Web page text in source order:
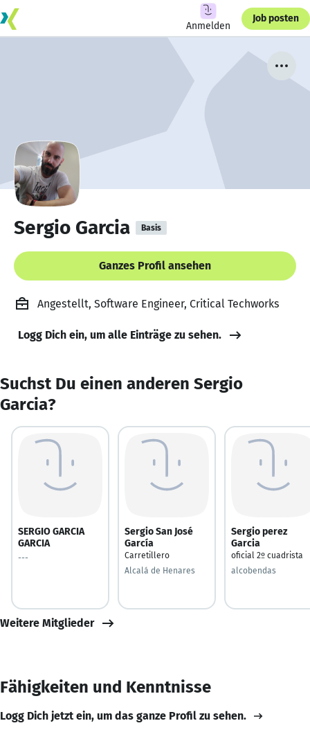
Anmelden
Job posten
Sergio Garcia Basis
Ganzes Profil ansehen
Angestellt, Software Engineer, Critical Techworks
Logg Dich ein, um alle Einträge zu sehen.
Suchst Du einen anderen Sergio
Garcia?
SERGIO GARCIA
GARCIA
---
Sergio San José
García
Carretillero
Alcalá de Henares
Sergio perez
Garcia
oficial 2º cuadrista
alcobendas
Weitere Mitglieder
Fähigkeiten und Kenntnisse
Logg Dich jetzt ein, um das ganze Profil zu sehen.